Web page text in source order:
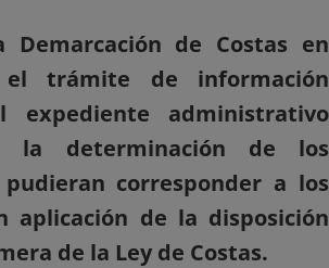
Demarcación de Costas en
trámite de información
expediente administrativo
la determinación de los
corresponder a los
aplicación de la disposición
de la Ley de Costas.